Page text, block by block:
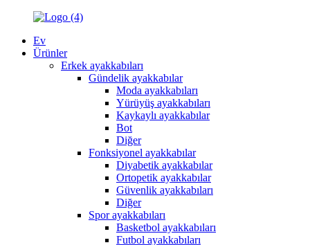
Ev
Ürünler
Erkek ayakkabıları
Gündelik ayakkabılar
Moda ayakkabıları
Yürüyüş ayakkabıları
Kaykaylı ayakkabılar
Bot
Diğer
Fonksiyonel ayakkabılar
Diyabetik ayakkabılar
Ortopetik ayakkabılar
Güvenlik ayakkabıları
Diğer
Spor ayakkabıları
Basketbol ayakkabıları
Futbol ayakkabıları